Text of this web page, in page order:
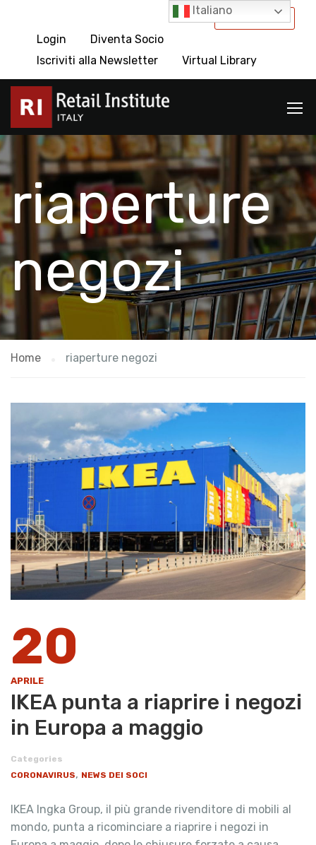
International
Login
Diventa Socio
Iscriviti alla Newsletter
Virtual Library
riaperture
negozi
Home riaperture negozi
20
APRILE
IKEA punta a riaprire i negozi
in Europa a maggio
Categories
CORONAVIRUS, NEWS DEI SOCI
IKEA Ingka Group, il più grande rivenditore di mobili al
mondo, punta a ricominciare a riaprire i negozi in
Italiano